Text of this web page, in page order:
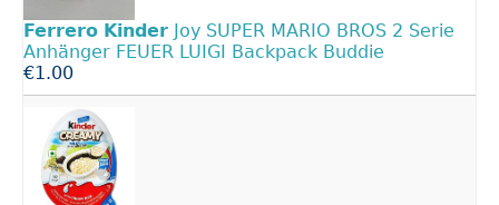
Ferrero Kinder Joy SUPER MARIO BROS 2 Serie
Anhänger FEUER LUIGI Backpack Buddie
€1.00